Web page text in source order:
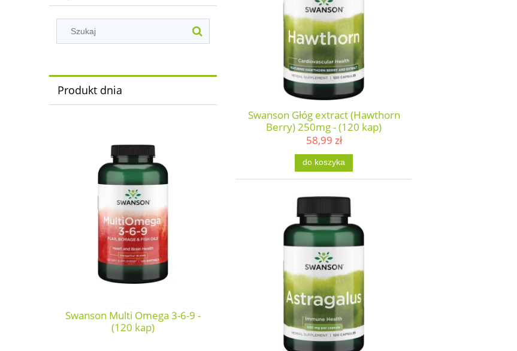
Produkt dnia
Swanson Multi Omega 3-6-9 -
(120 kap)
Swanson Głóg extract (Hawthorn
Berry) 250mg - (120 kap)
58,99 zł
do koszyka